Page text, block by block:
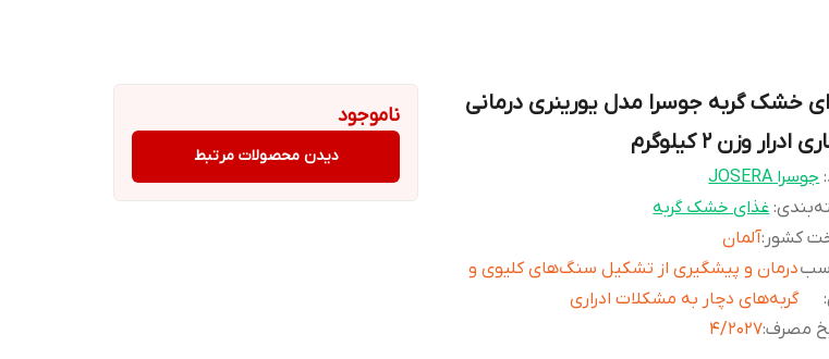
خشک گربه جوسرا مدل یورینری درمانی
ادرار وزن 2 کیلوگرم
جوسرا JOSERA
:غذای خشک گربه
کشور :آلمان
:
درمان و پیشگیری از تشکیل سنگ‌های کلیوی و
گربه‌های دچار به مشکلات ادراری
مصرف:
4/2027
ناموجود
دیدن محصولات مرتبط